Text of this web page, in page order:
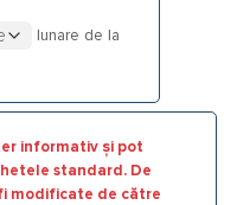
lunare de la
informativ și pot
standard. De
modificate de către